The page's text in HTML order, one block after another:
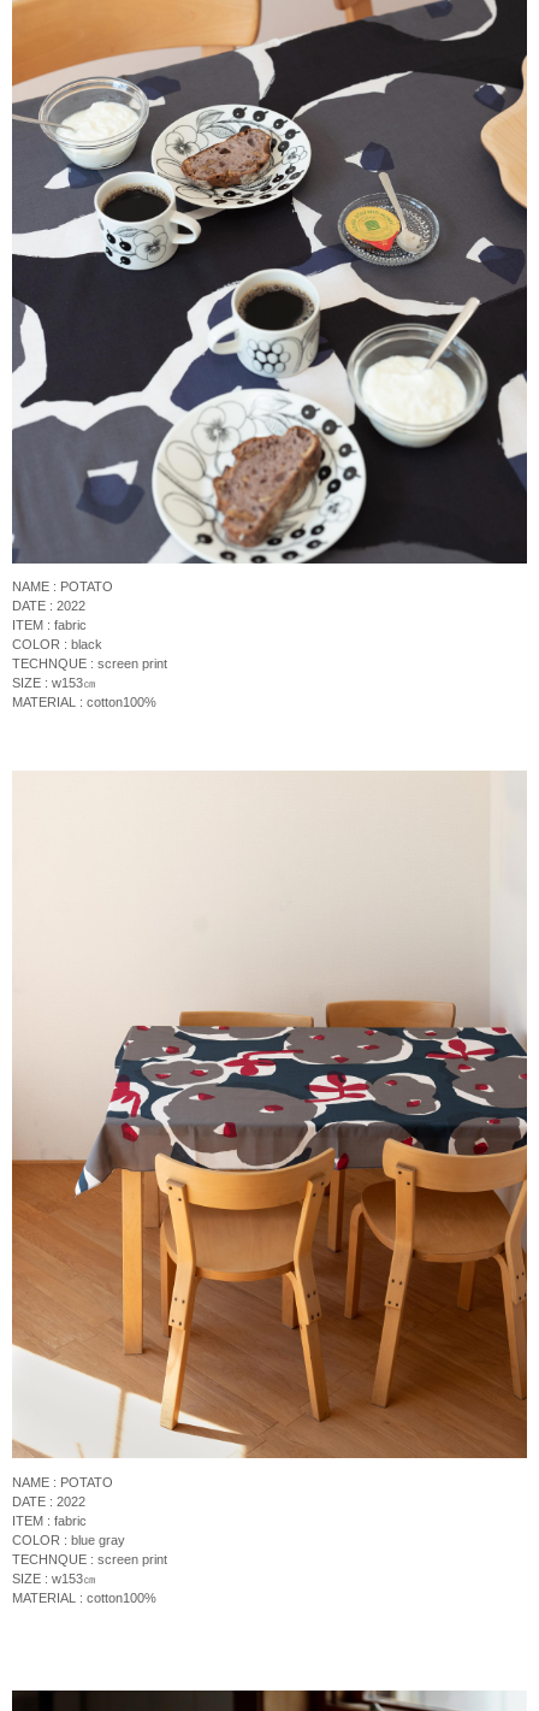
NAME : POTATO
DATE : 2022
ITEM : fabric
COLOR : black
TECHNQUE : screen print
SIZE : w153㎝
MATERIAL : cotton100%
NAME : POTATO
DATE : 2022
ITEM : fabric
COLOR : blue gray
TECHNQUE : screen print
SIZE : w153㎝
MATERIAL : cotton100%